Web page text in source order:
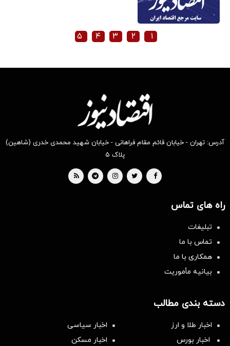
۱ ۲ ۳ ۴ ۵
آدرس: تهران - خیابان قائم مقام فراهانی - خیابان شهید محمدی خدری (شاهین)
پلاک ۵
راه های تماس
تبلیغات
تماس با ما
همکاری با ما
بیانیه مأموریت
دسته بندی مطالب
اخبار طلا و ارز
اخبار سیاسی
اخبار بورس
اخبار مسکن